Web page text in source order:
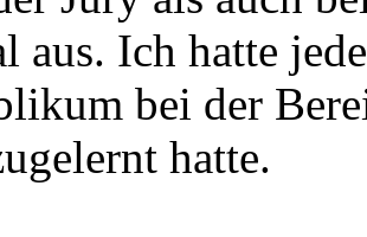
aus. Ich hatte
bei der
hatte.